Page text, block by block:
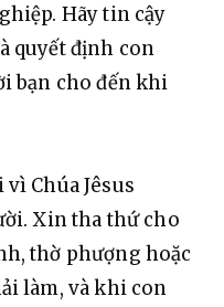
Hãy tin cậy
quyết định con
bạn cho đến khi
Chúa Jêsus
Xin tha thứ cho
thờ phượng hoặc
làm, và khi con